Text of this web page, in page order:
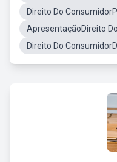
Direito Do
ApresentaçãoDireito
Direito Do